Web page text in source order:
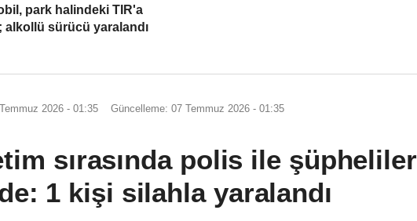
park halindeki TIR'a
alkollü sürücü yaralandı
2026 - 01:35 Güncelleme: 07 Temmuz 2026 - 01:35
sırasında polis ile şüpheliler
1 kişi silahla yaralandı